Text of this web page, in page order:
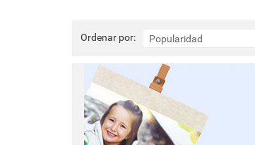
Ordenar por: Popularidad
Ordenar
por: